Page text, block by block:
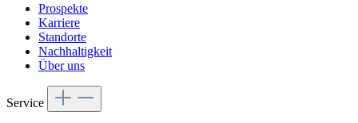
Prospekte
Karriere
Standorte
Nachhaltigkeit
Über uns
Service